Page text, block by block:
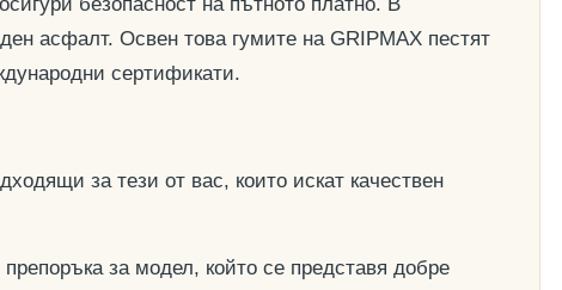
асфалт. Освен това гумите на GRIPMAX пестят
сертификати.
за тези от вас, които искат качествен
за модел, който се представя добре